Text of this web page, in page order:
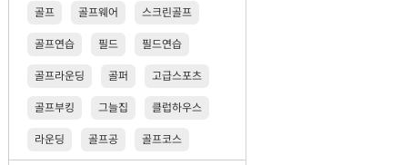
골프 골프웨어 스크린골프
골프연습 필드 필드연습
골프라운딩 골퍼 고급스포츠
골프부킹 그늘집 클럽하우스
라운딩 골프공 골프코스